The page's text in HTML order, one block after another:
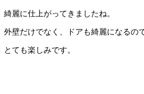
綺麗に仕上がってきましたね。
外壁だけでなく、ドアも綺麗になるの
とても楽しみです。